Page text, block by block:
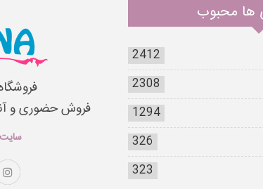
ها محبوب
2412
2308
1294
326
323
فروش حضوری و
سایت